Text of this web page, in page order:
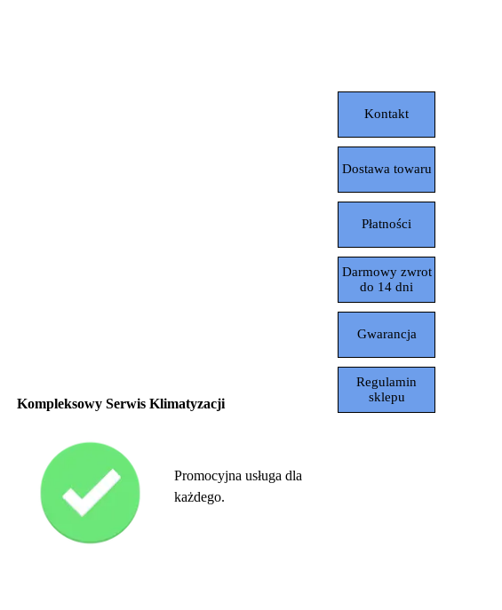
Kontakt
Dostawa towaru
Płatności
Darmowy zwrot
do 14 dni
Gwarancja
Regulamin
sklepu
Kompleksowy Serwis Klimatyzacji
Promocyjna usługa dla
każdego.